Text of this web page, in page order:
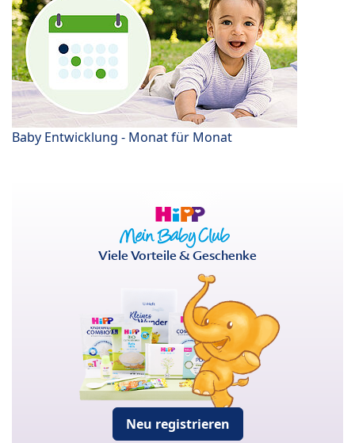
Baby Entwicklung - Monat für Monat
Viele Vorteile & Geschenke
Neu registrieren